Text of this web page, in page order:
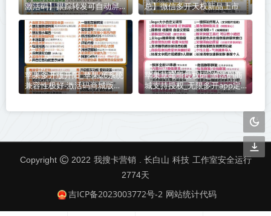
激活码】跟踪转发可自动屏蔽
被转发者《云端转发小怪兽转
发加秒抢封号么》
总】微信多开天权新品上市
苹果多开版开阳_苹果26系统
兼容性极好-激活码商城版本
震撼来袭
苹果草莓熊授权码_激活码商
城支持授权_无限多开app定
时发圈版本
Copyright 2022 我搜卡营销 . 长白山 科技 工作室安全运行
2774天
吉ICP备2023003772号-2 网站统计代码